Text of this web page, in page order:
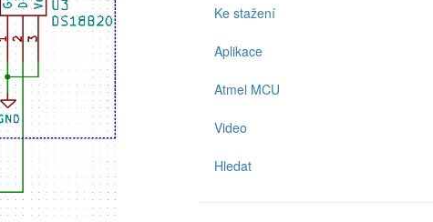
Ke stažení
Aplikace
Atmel MCU
Video
Hledat